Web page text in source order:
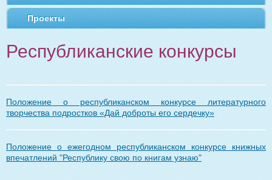
Проекты
Республиканские конкурсы
Положение о республиканском конкурсе литературного
творчества подростков «Дай доброты его сердечку»
Положение о ежегодном республиканском конкурсе книжных
впечатлений "Республику свою по книгам узнаю"